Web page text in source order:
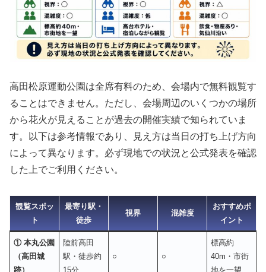
高田松原運動公園は全席有料のため、会場内で無料観覧す
ることはできません。ただし、会場周辺のいくつかの場所
から花火が見えることが過去の開催実績で知られていま
す。以下は参考情報であり、見え方は当日の打ち上げ方向
によって異なります。必ず現地での状況と公式発表を確認
した上でご利用ください。
観覧スポッ
ト
最寄り駅・
徒歩
視界 混雑度
おすすめポ
イント
① 本丸公園
（高田城
跡）
陸前高田
駅・徒歩約
15分
○ ○
標高約
40m・市街
地を一望